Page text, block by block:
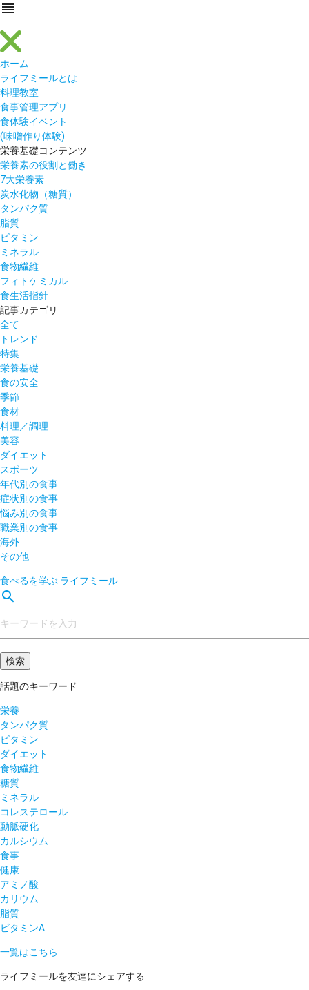
reorder
ホーム
ライフミールとは
料理教室
食事管理アプリ
食体験イベント
(味噌作り体験)
栄養基礎コンテンツ
栄養素の役割と働き
7大栄養素
炭水化物（糖質）
タンパク質
脂質
ビタミン
ミネラル
食物繊維
フィトケミカル
食生活指針
記事カテゴリ
全て
トレンド
特集
栄養基礎
食の安全
季節
食材
料理／調理
美容
ダイエット
スポーツ
年代別の食事
症状別の食事
悩み別の食事
職業別の食事
海外
その他
食べるを学ぶ ライフミール
search
話題のキーワード
栄養
タンパク質
ビタミン
ダイエット
食物繊維
糖質
ミネラル
コレステロール
動脈硬化
カルシウム
食事
健康
アミノ酸
カリウム
脂質
ビタミンA
一覧はこちら
ライフミールを友達にシェアする